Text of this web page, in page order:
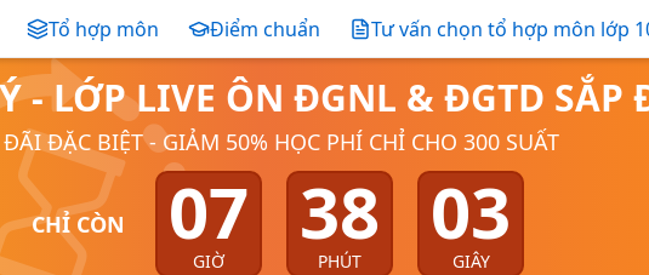
Tổ hợp môn Điểm chuẩn Tư vấn chọn tổ hợp môn lớp
- LỚP LIVE ÔN ĐGNL & ĐGTD SẮP
ĐẶC BIỆT - GIẢM 50% HỌC PHÍ CHỈ CHO 300 SUẤT
CHỈ CÒN 07
GIỜ
38
PHÚT
02
GIÂY